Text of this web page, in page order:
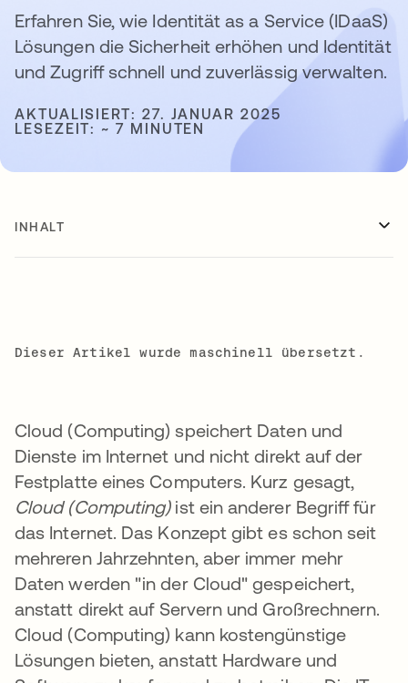
Erfahren Sie, wie Identität as a Service (IDaaS)
Lösungen die Sicherheit erhöhen und Identität
und Zugriff schnell und zuverlässig verwalten.
AKTUALISIERT: 27. JANUAR 2025
LESEZEIT: ~ 7 MINUTEN
INHALT
Dieser Artikel wurde maschinell übersetzt.
Cloud (Computing) speichert Daten und
Dienste im Internet und nicht direkt auf der
Festplatte eines Computers. Kurz gesagt,
Cloud (Computing)ist ein anderer Begriff für
das Internet. Das Konzept gibt es schon seit
mehreren Jahrzehnten, aber immer mehr
Daten werden "in der Cloud" gespeichert,
anstatt direkt auf Servern und Großrechnern.
Cloud (Computing) kann kostengünstige
Lösungen bieten, anstatt Hardware und